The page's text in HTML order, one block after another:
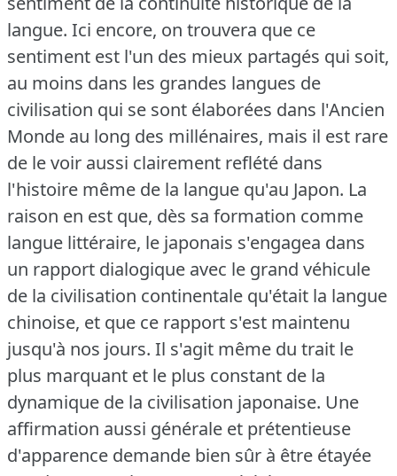
langue. Ici encore, on trouvera que ce
sentiment est l'un des mieux partagés qui soit,
au moins dans les grandes langues de
civilisation qui se sont élaborées dans l'Ancien
Monde au long des millénaires, mais il est rare
de le voir aussi clairement reflété dans
l'histoire même de la langue qu'au Japon. La
raison en est que, dès sa formation comme
langue littéraire, le japonais s'engagea dans
un rapport dialogique avec le grand véhicule
de la civilisation continentale qu'était la langue
chinoise, et que ce rapport s'est maintenu
jusqu'à nos jours. Il s'agit même du trait le
plus marquant et le plus constant de la
dynamique de la civilisation japonaise. Une
affirmation aussi générale et prétentieuse
d'apparence demande bien sûr à être étayée